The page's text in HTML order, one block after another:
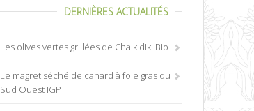
DERNIÈRES ACTUALITÉS
Les olives vertes grillées de Chalkidiki Bio
Le magret séché de canard à foie gras du
Sud Ouest IGP